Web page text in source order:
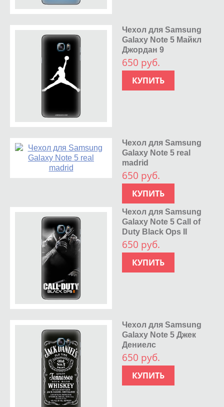
Чехол для Samsung
Galaxy Note 5 Майкл
Джордан 9
650 руб.
КУПИТЬ
Чехол для Samsung
Galaxy Note 5 real
madrid
650 руб.
КУПИТЬ
Чехол для Samsung
Galaxy Note 5 Call of
Duty Black Ops II
650 руб.
КУПИТЬ
Чехол для Samsung
Galaxy Note 5 Джек
Дениелс
650 руб.
КУПИТЬ